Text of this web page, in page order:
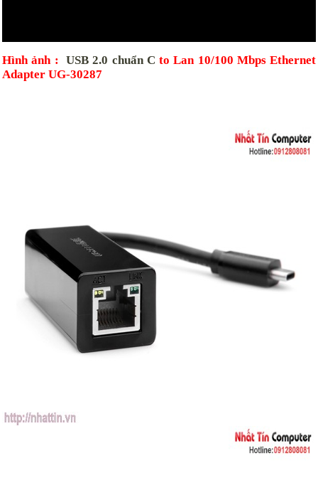
Hình ảnh : USB 2.0 chuẩn C to Lan 10/100 Mbps Ethernet
Adapter UG-30287